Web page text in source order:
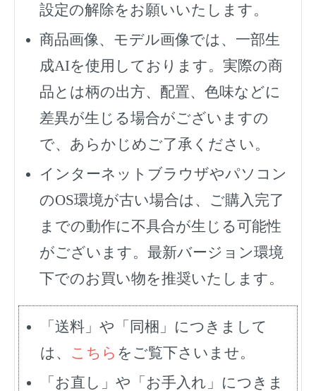
設定の解除をお願いいたします。
商品画像、モデル画像では、一部生
成AIを使用しております。実際の商
品とは柄の出方、配置、色味などに
差異が生じる場合がございますの
で、あらかじめご了承ください。
インターネットブラウザやパソコン
のOS環境が古い場合は、ご購入完了
までの動作に不具合が生じる可能性
がございます。最新バージョン環境
下でのお買い物を推奨いたします。
「送料」や「同梱」につきまして
は、 こちら をご覧下さいませ。
「お直し」や「お手入れ」につきま